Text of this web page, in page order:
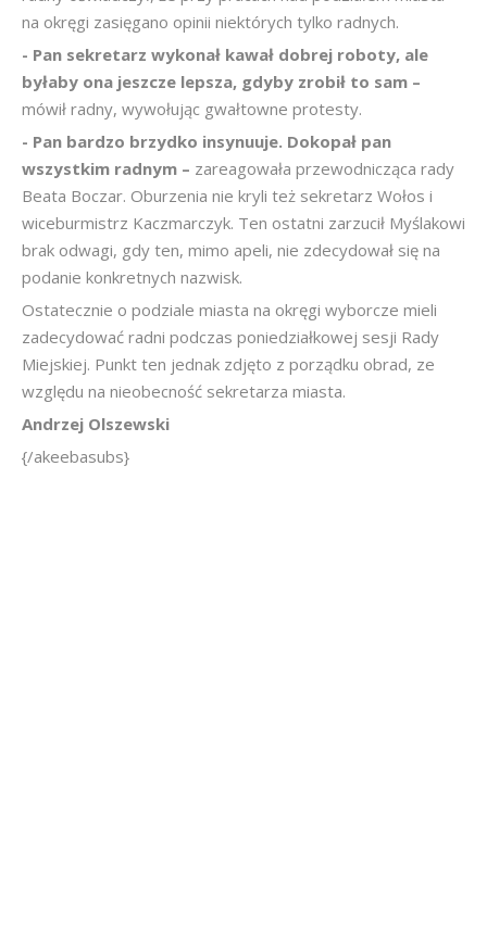
na okręgi zasięgano opinii niektórych tylko radnych.
- Pan sekretarz wykonał kawał dobrej roboty, ale
byłaby ona jeszcze lepsza, gdyby zrobił to sam –
mówił radny, wywołując gwałtowne protesty.
- Pan bardzo brzydko insynuuje. Dokopał pan
wszystkim radnym – zareagowała przewodnicząca rady
Beata Boczar. Oburzenia nie kryli też sekretarz Wołos i
wiceburmistrz Kaczmarczyk. Ten ostatni zarzucił Myślakowi
brak odwagi, gdy ten, mimo apeli, nie zdecydował się na
podanie konkretnych nazwisk.
Ostatecznie o podziale miasta na okręgi wyborcze mieli
zadecydować radni podczas poniedziałkowej sesji Rady
Miejskiej. Punkt ten jednak zdjęto z porządku obrad, ze
względu na nieobecność sekretarza miasta.
Andrzej Olszewski
{/akeebasubs}